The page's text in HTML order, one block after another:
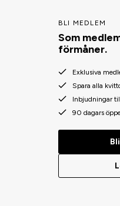
BLI MEDLEM
Som
förmåner.
Exklusiva
Spara alla
Inbjudningar
90 dagars